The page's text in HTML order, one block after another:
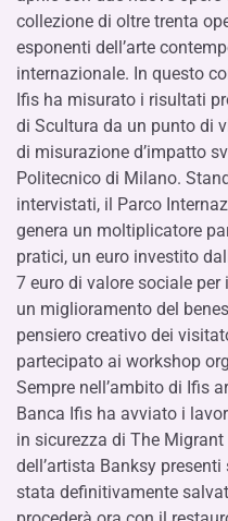
collezione di oltre trenta
esponenti dell’arte
internazionale. In questo
Ifis ha misurato i risultati
di Scultura da un punto di
di misurazione d’impatto
Politecnico di Milano.
intervistati, il Parco
genera un moltiplicatore
pratici, un euro investito
7 euro di valore sociale
un miglioramento del
pensiero creativo dei
partecipato ai workshop
Sempre nell’ambito di Ifis
Banca Ifis ha avviato i
in sicurezza di The
dell’artista Banksy
stata definitivamente